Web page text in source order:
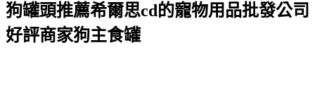
於
狗罐頭推薦希爾思cd的寵物用品批發公司
好評商家狗主食罐